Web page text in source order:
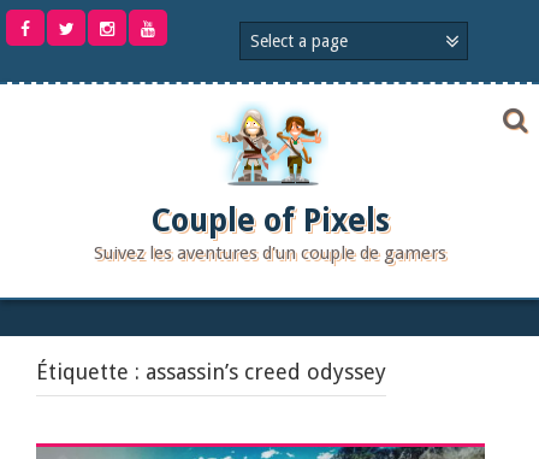
Aller
Couple of Pixels
Suivez les aventures d'un couple de gamers
Étiquette : assassin’s creed odyssey